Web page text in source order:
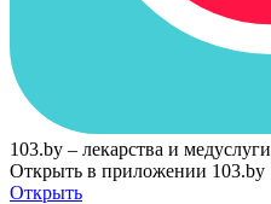
103.by – лекарства и медуслуги
Открыть в приложении 103.by
Открыть